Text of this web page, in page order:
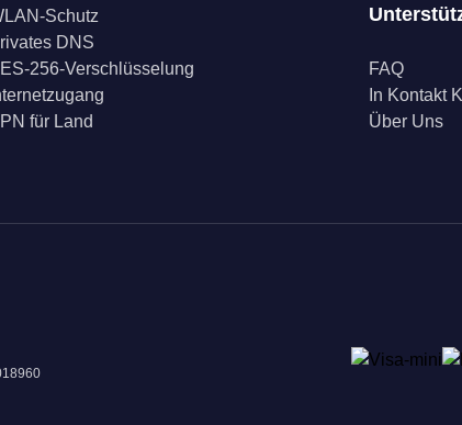
Schutz
DNS
256-Verschlüsselung
für Land
FAQ
In Kontakt
Über Uns